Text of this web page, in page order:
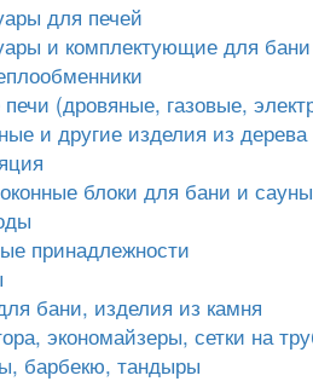
для печей
и комплектующие для
(дровяные, газовые,
и другие изделия из дерева
блоки для бани и сауны
принадлежности
бани, изделия из камня
экономайзеры, сетки на
барбекю, тандыры